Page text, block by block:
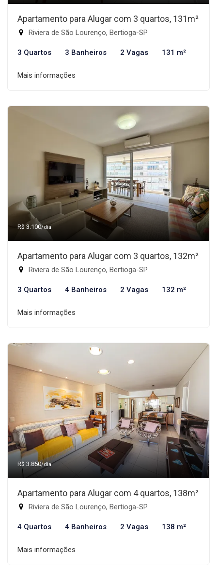
Apartamento para Alugar com 3 quartos, 131m²
Riviera de São Lourenço, Bertioga-SP
3 Quartos 3 Banheiros 2 Vagas 131 m²
Mais informações
R$ 3.100/dia
Apartamento para Alugar com 3 quartos, 132m²
Riviera de São Lourenço, Bertioga-SP
3 Quartos 4 Banheiros 2 Vagas 132 m²
Mais informações
R$ 3.850/dia
Apartamento para Alugar com 4 quartos, 138m²
Riviera de São Lourenço, Bertioga-SP
4 Quartos 4 Banheiros 2 Vagas 138 m²
Mais informações